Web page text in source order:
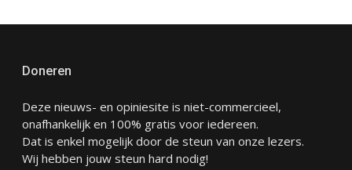
Doneren
Deze nieuws- en opiniesite is niet-commercieel,
onafhankelijk en 100% gratis voor iedereen.
Dat is enkel mogelijk door de steun van onze lezers.
Wij hebben jouw steun hard nodig!